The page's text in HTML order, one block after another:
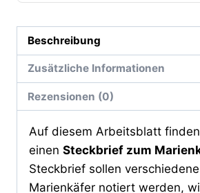
Beschreibung
Zusätzliche Informationen
Rezensionen (0)
Auf diesem Arbeitsblatt
einen Steckbrief zum
Steckbrief sollen
Marienkäfer notiert werden,